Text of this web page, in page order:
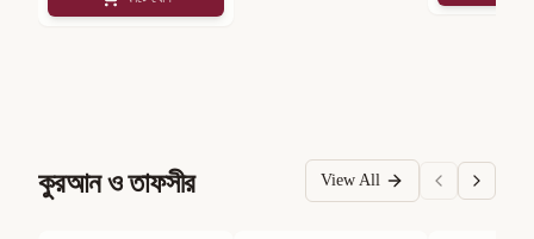
কুরআন ও তাফসীর View All